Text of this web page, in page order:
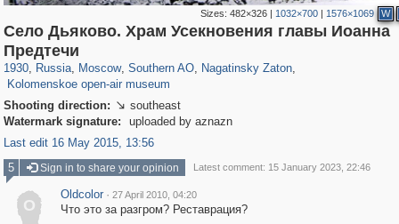
Sizes:482×326 | 1032×700 | 1576×1069 W
Село Дьяково. Храм Усекновения главы Иоанна
Предтечи
1930, Russia
1,406,761
, Moscow
319,864
, Southern AO, Nagatinsky Zaton,
Kolomenskoe open-air museum
2,331 94
Shooting direction:  southeast
Watermark signature:
uploaded by aznazn
Last edit 16 May 2015, 13:56
5
Sign in to share your opinion Latest comment: 15 January 2023, 22:46
O
Oldcolor · 27 April 2010, 04:20
Что это за разгром? Реставрация?